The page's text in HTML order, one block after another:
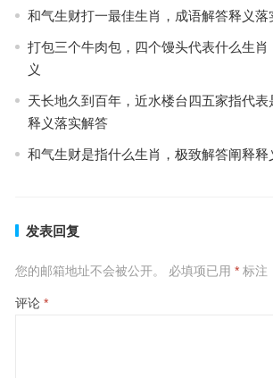
和气生财打一最佳生肖，成语解答释义落
打包三个牛肉包，四个馒头代表什么生肖
义
天长地久到百年，近水楼台四五家指代
释义落实解答
和气生财是指什么生肖，极致解答阐释释
发表回复
您的邮箱地址不会被公开。 必填项已用 *标注
评论 *